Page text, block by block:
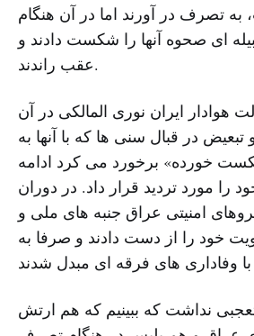
تصرف در آورند اما در آن هنگام
ای صحوه آنها را شکست دادند و
عقب راندند.
هوادار ایران نوری المالکی در آن
در قبال سنی ها که با آنها به
خورده» برخورد می کرد ادامه
را مورد تردید قرار داد. در دوران
امنیتی عراق جنبه های ملی و
خود را از دست دادند و صرفا به
نداشت که ببینیم که هم ارتش